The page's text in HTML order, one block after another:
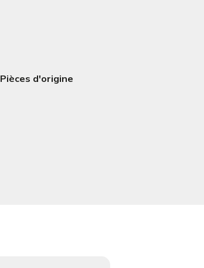
Pièces d'origine